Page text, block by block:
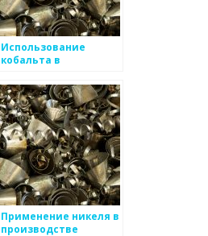
Использование
кобальта в
магнитов и лекарств
Применение никеля в
производстве